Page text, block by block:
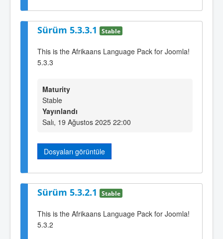
Sürüm 5.3.3.1 Stable
This is the Afrikaans Language Pack for Joomla!
5.3.3
Maturity
Stable
Yayınlandı
Salı, 19 Ağustos 2025 22:00
Dosyaları görüntüle
Sürüm 5.3.2.1 Stable
This is the Afrikaans Language Pack for Joomla!
5.3.2